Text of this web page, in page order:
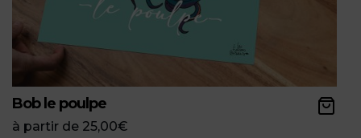
Bob le poulpe
à partir de 25,00€